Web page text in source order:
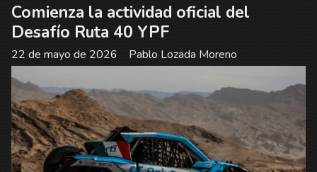
Comienza la actividad oficial del
Desafío Ruta 40 YPF
Pablo Lozada Moreno
22 de mayo de 2026